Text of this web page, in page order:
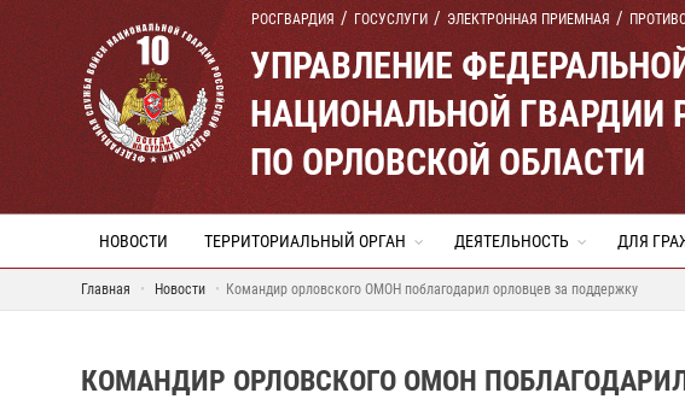
РОСГВАРДИЯ ГОСУСЛУГИ ЭЛЕКТРОННАЯ ПРИЕМНАЯ
УПРАВЛЕНИЕ
НАЦИОНАЛЬНОЙ ГВАРДИИ
ПО ОРЛОВСКОЙ ОБЛАСТИ
НОВОСТИ ТЕРРИТОРИАЛЬНЫЙ ОРГАН ДЕЯТЕЛЬНОСТЬ ДЛЯ
Главная Новости Командир орловского ОМОН поблагодарил орловцев за поддержку
КОМАНДИР ОРЛОВСКОГО ОМОН